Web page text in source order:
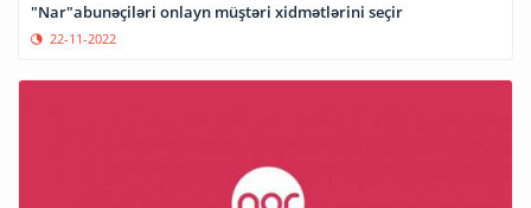
"Nar"abunəçiləri onlayn müştəri xidmətlərini seçir
22-11-2022